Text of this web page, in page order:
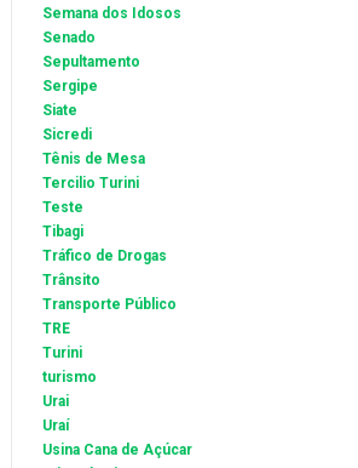
Semana dos Idosos
Senado
Sepultamento
Sergipe
Siate
Sicredi
Tênis de Mesa
Tercilio Turini
Teste
Tibagi
Tráfico de Drogas
Trânsito
Transporte Público
TRE
Turini
turismo
Urai
Uraí
Usina Cana de Açúcar